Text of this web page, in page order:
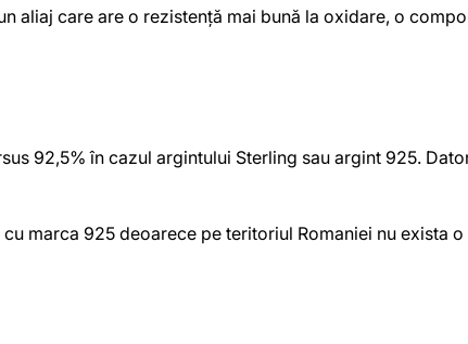
aliaj care are o rezistență mai bună la oxidare, o
92,5% în cazul argintului Sterling sau argint 925.
marca 925 deoarece pe teritoriul Romaniei nu exista